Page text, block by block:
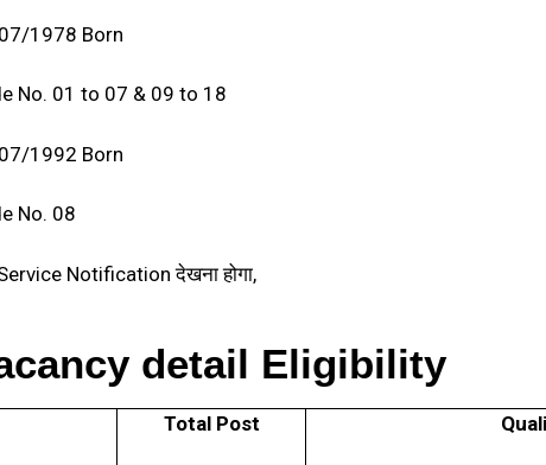
1978 Born
No. 01 to 07 & 09 to 18
1992 Born
No. 08
Notification देखना होगा,
detail Eligibility
Total Post